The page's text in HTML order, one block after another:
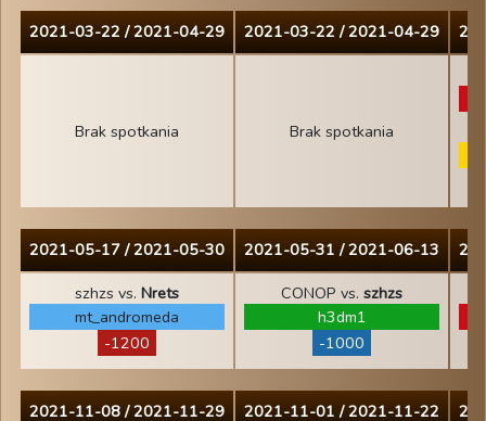
2021-03-22 / 2021-04-29 2021-03-22 / 2021-04-29
Brak spotkania Brak spotkania
2021-05-17 / 2021-05-30 2021-05-31 / 2021-06-13
szhzs vs. Nrets
mt_andromeda
-1200
CONOP vs. szhzs
h3dm1
-1000
2021-11-08 / 2021-11-29 2021-11-01 / 2021-11-22